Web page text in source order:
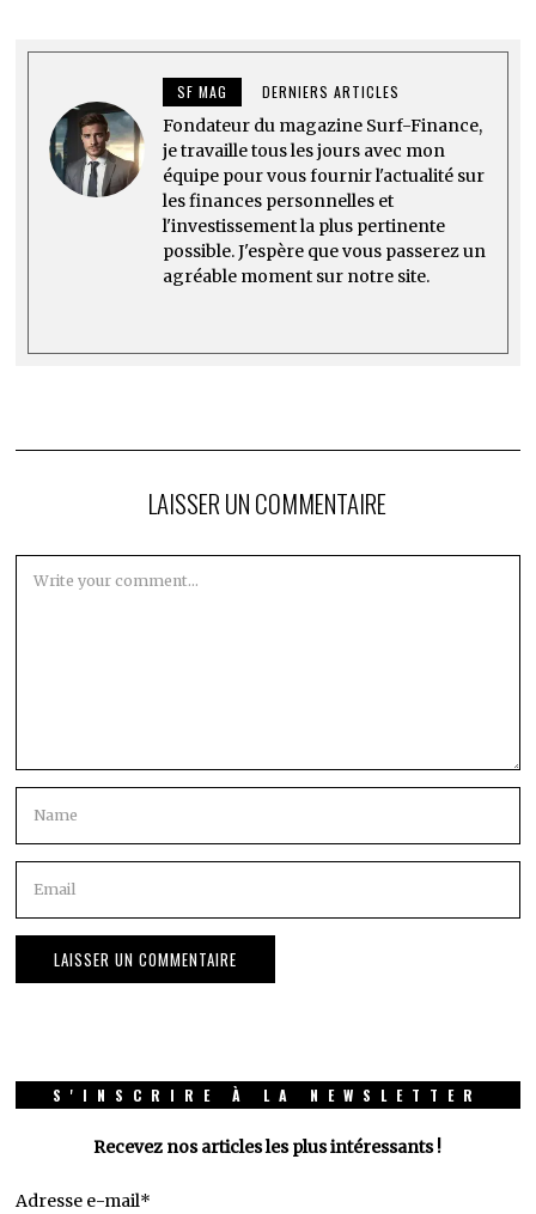
SF MAG DERNIERS ARTICLES
Fondateur du magazine Surf-Finance,
je travaille tous les jours avec mon
équipe pour vous fournir l'actualité sur
les finances personnelles et
l'investissement la plus pertinente
possible. J'espère que vous passerez un
agréable moment sur notre site.
LAISSER UN COMMENTAIRE
S'INSCRIRE À LA NEWSLETTER
Recevez nos articles les plus intéressants !
Adresse e-mail*